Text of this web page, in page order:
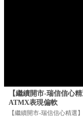
【繼續開市-瑞信信心
ATMX表現偏軟
【繼續開市-瑞信信心精選